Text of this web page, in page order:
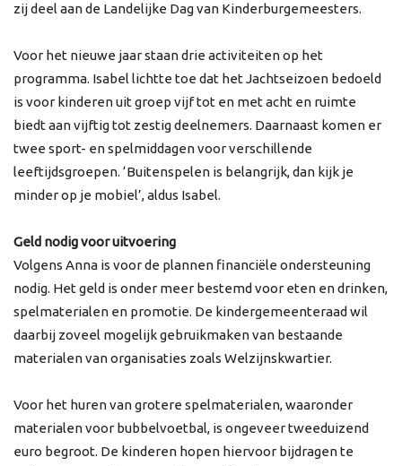
zij deel aan de Landelijke Dag van Kinderburgemeesters.
Voor het nieuwe jaar staan drie activiteiten op het
programma. Isabel lichtte toe dat het Jachtseizoen bedoeld
is voor kinderen uit groep vijf tot en met acht en ruimte
biedt aan vijftig tot zestig deelnemers. Daarnaast komen er
twee sport- en spelmiddagen voor verschillende
leeftijdsgroepen. ‘Buitenspelen is belangrijk, dan kijk je
minder op je mobiel’, aldus Isabel.
Geld nodig voor uitvoering
Volgens Anna is voor de plannen financiële ondersteuning
nodig. Het geld is onder meer bestemd voor eten en drinken,
spelmaterialen en promotie. De kindergemeenteraad wil
daarbij zoveel mogelijk gebruikmaken van bestaande
materialen van organisaties zoals Welzijnskwartier.
Voor het huren van grotere spelmaterialen, waaronder
materialen voor bubbelvoetbal, is ongeveer tweeduizend
euro begroot. De kinderen hopen hiervoor bijdragen te